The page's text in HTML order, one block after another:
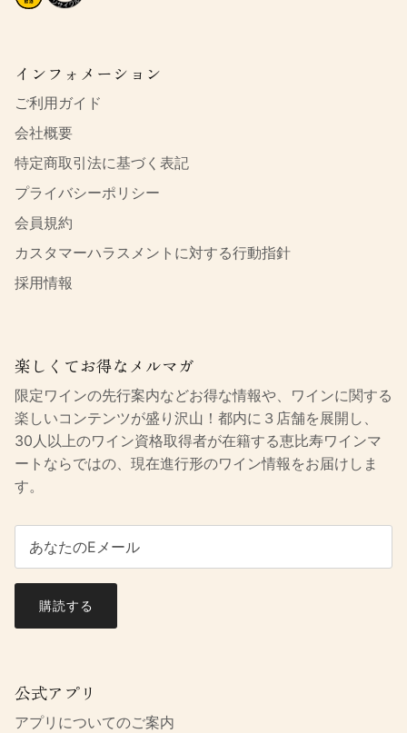
インフォメーション
ご利用ガイド
会社概要
特定商取引法に基づく表記
プライバシーポリシー
会員規約
カスタマーハラスメントに対する行動指針
採用情報
楽しくてお得なメルマガ
限定ワインの先行案内などお得な情報や、ワインに関する
楽しいコンテンツが盛り沢山！都内に３店舗を展開し、
30人以上のワイン資格取得者が在籍する恵比寿ワインマ
ートならではの、現在進行形のワイン情報をお届けしま
す。
購読する
公式アプリ
アプリについてのご案内